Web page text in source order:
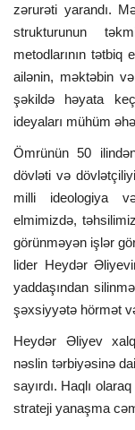
zərurəti yarandı.
strukturunun
metodlarının tətbiq
ailənin, məktəbin
şəkildə həyata
ideyaları mühüm
Ömrünün 50
dövləti və
milli ideologiya və
elmimizdə,
görünməyən işlər
lider Heydər
yaddaşından
şəxsiyyətə hörmət
Heydər Əliyev
nəslin tərbiyəsinə
sayırdı. Haqlı
strateji yanaşma